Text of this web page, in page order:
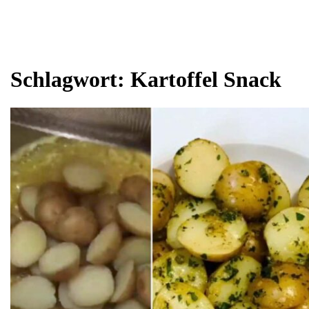
Schlagwort: Kartoffel Snack